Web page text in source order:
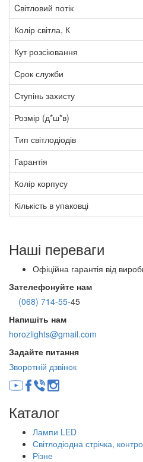
Cвітловий потік
Колір світла, К
Кут розсіювання
Срок служби
Ступінь захисту
Розмір (д*ш*в)
Тип світлодіодів
Гарантія
Колір корпусу
Кількість в упаковці
Наші переваги
Офіційна гарантія від
Зателефонуйте нам
(068) 714-55-45
Напишіть нам
horozlights@gmail.com
Задайте питання
Зворотній дзвінок
Каталог
Лампи LED
Світлодіодна стрічка,
Різне